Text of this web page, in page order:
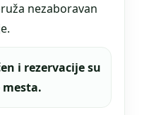
nezaboravan
i rezervacije su